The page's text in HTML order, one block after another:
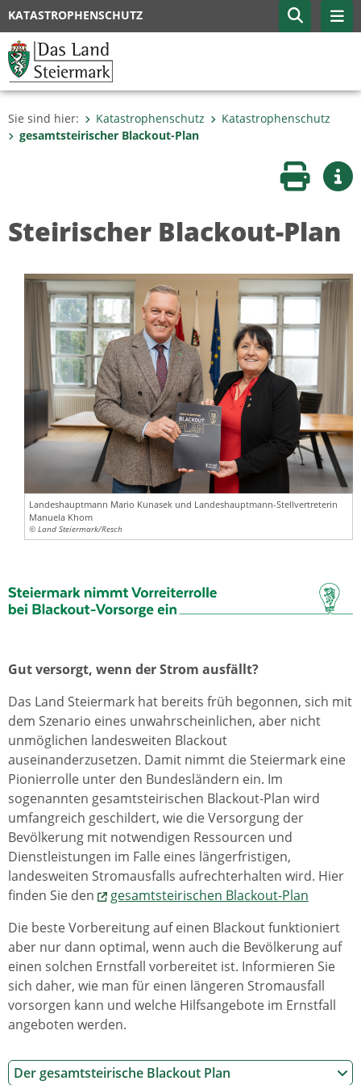
KATASTROPHENSCHUTZ
Sie sind hier: Katastrophenschutz
Katastrophenschutz
gesamtsteirischer Blackout-Plan
Seite
Steirischer Blackout-Plan
Landeshauptmann Mario Kunasek und Landeshauptmann-Stellvertreterin
Manuela Khom
© Land Steiermark/Resch
Gut versorgt, wenn der Strom ausfällt?
Das Land Steiermark hat bereits früh begonnen, sich mit
dem Szenario eines unwahrscheinlichen, aber nicht
unmöglichen landesweiten Blackout
auseinanderzusetzen. Damit nimmt die Steiermark eine
Pionierrolle unter den Bundesländern ein. Im
sogenannten gesamtsteirischen Blackout-Plan wird
umfangreich geschildert, wie die Versorgung der
Bevölkerung mit notwendigen Ressourcen und
Dienstleistungen im Falle eines längerfristigen,
landesweiten Stromausfalls aufrechterhalten wird. Hier
finden Sie den
gesamtsteirischen Blackout-Plan
Die beste Vorbereitung auf einen Blackout funktioniert
aber nur dann optimal, wenn auch die Bevölkerung auf
einen solchen Ernstfall vorbereitet ist. Informieren Sie
sich daher, wie man für einen längeren Stromausfall
vorsorgen kann und welche Hilfsangebote im Ernstfall
angeboten werden.
Der gesamtsteirische Blackout Plan